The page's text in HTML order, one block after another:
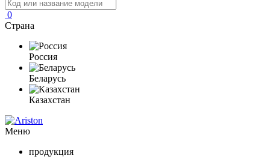
0
Страна
Россия
Беларусь
Казахстан
Меню
продукция